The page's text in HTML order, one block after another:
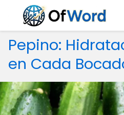
Pepino:
en Cada